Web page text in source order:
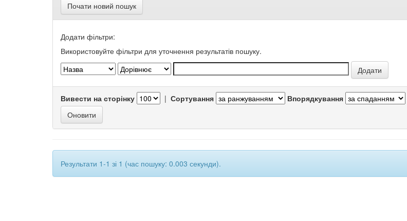
Почати новий пошук
Додати фільтри:
Використовуйте фільтри для уточнення результатів пошуку.
Вивести на сторінку | Сортування Впорядкування
Результати 1-1 зі 1 (час пошуку: 0.003 секунди).